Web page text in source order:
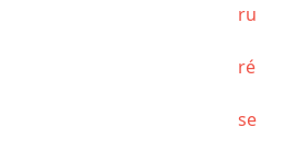
ru
ré
se